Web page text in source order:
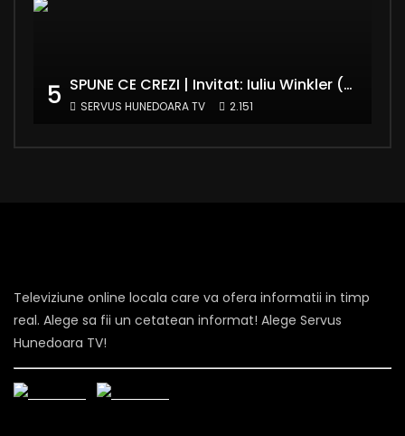
5 SPUNE CE CREZI | Invitat: Iuliu Winkler (europarlamentar UDMR – Grupul PPE)
SERVUS HUNEDOARA TV 2.151
Televiziune online locala care va ofera informatii in timp
real. Alege sa fii un cetatean informat! Alege Servus
Hunedoara TV!